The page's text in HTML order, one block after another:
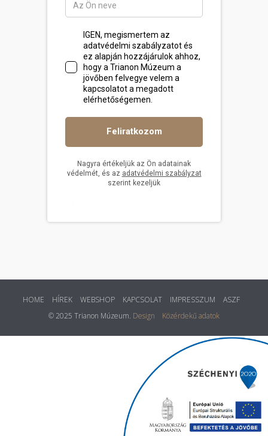
HOME HÍREK WEBSHOP KAPCSOLAT IMPRESSZUM
ASZF
© 2025 Trianon Múzeum. Design Közérdekű adatok